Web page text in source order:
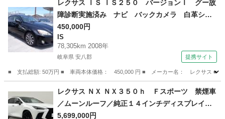
レクサス ＩＳ ＩＳ２５０ バージョンＩ グー故
障診断実施済み ナビ バックカメラ 白革シー
ト インテリキー （検9.5）
450,000円
IS
78,305km 2008年
岐阜県 安八郡 提携サイト
■ 支払総額: 50万円 ■ 車両本体価格： 450,000 円 ■ メーカー名： レクサス
IS
レクサス ＮＸ ＮＸ３５０ｈ Ｆスポーツ 禁煙車
／ムーンルーフ／純正１４インチディスプレイオ
ーディオナビ／全方位カメラ／レーダークルーズ
5,699,000円